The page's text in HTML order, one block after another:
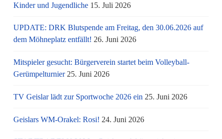
Kinder und Jugendliche 15. Juli 2026
UPDATE: DRK Blutspende am Freitag, den 30.06.2026 auf
dem Möhneplatz entfällt! 26. Juni 2026
Mitspieler gesucht: Bürgerverein startet beim Volleyball-
Gerümpelturnier 25. Juni 2026
TV Geislar lädt zur Sportwoche 2026 ein 25. Juni 2026
Geislars WM-Orakel: Rosi! 24. Juni 2026